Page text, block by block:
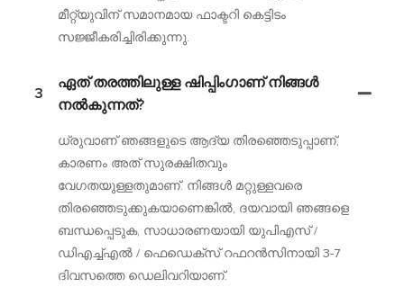
മീറ്റ്യുവിന് സമാനമായ ഫാക്ടറി കെട്ടിടം
സജ്ജീകരിച്ചിരിക്കുന്നു.
3
ഏത് തരത്തിലുള്ള ഷിപ്പിംഗാണ് നിങ്ങൾ
നൽകുന്നത്?
ധ്രുവാണ് ഞങ്ങളുടെ ആദ്യ തിരഞ്ഞെടുപ്പാണ്,
കാരണം അത് സുരക്ഷിതവും
വേഗതയുള്ളതുമാണ്. നിങ്ങൾ മറ്റുള്ളവരെ
തിരഞ്ഞെടുക്കുകയാണെങ്കിൽ, ദയവായി ഞങ്ങളെ
ബന്ധപ്പെടുക, സാധാരണയായി യുപിഎസ് /
ഡിഎച്ച്എൽ / ഫെഡെക്സ് റഫറൻസിനായി 3-7
ദിവസത്തെ ഡെലിവറിയാണ്.